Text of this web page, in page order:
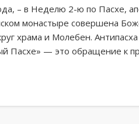
– в Неделю 2-ю по Пасхе,
монастыре совершена
храма и Молебен.
Пасхе» — это обращение к